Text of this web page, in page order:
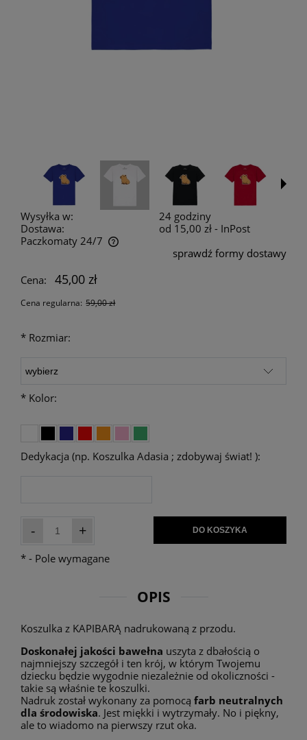
Wysyłka w:
24 godziny
Dostawa:
od 15,00 zł - InPost
Paczkomaty 24/7
Cena nie zawiera ewentualnych kosztów płatności
sprawdź formy dostawy
Cena:
45,00 zł
Cena regularna: 59,00 zł
* Rozmiar:
* Kolor:
Dedykacja (np. Koszulka Adasia ; zdobywaj świat! ):
- + DO KOSZYKA
* - Pole wymagane
OPIS
Koszulka z KAPIBARĄ nadrukowaną z przodu.
Doskonałej jakości bawełna uszyta z dbałością o
najmniejszy szczegół i ten krój, w którym Twojemu
dziecku będzie wygodnie niezależnie od okoliczności -
takie są właśnie te koszulki.
Nadruk został wykonany za pomocą farb neutralnych
dla środowiska. Jest miękki i wytrzymały. No i piękny,
ale to wiadomo na pierwszy rzut oka.